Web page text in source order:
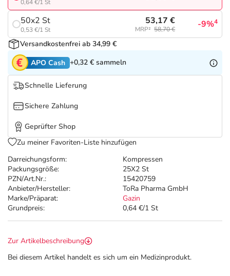
Tierapotheke
Vitamine & Mineralstoffe
Marken
Salus Deals
Darreichungsform:
Kompressen
Packungsgröße:
25X2 St
PZN/Art.Nr.:
15420759
Anbieter/Hersteller:
ToRa Pharma GmbH
Marke/Präparat:
Gazin
Grundpreis:
0,64 €/1 St
0,64 €/1 St
50x2 St
0,53 €/1 St
53,17 €
MRP² 58,70 € -9%4
Versandkostenfrei ab 34,99 €
APO Cash +0,32 € sammeln
Schnelle Lieferung
Sichere Zahlung
Geprüfter Shop
Zu meiner Favoriten-Liste hinzufügen
Zur Artikelbeschreibung
Bei diesem Artikel handelt es sich um ein Medizinprodukt.